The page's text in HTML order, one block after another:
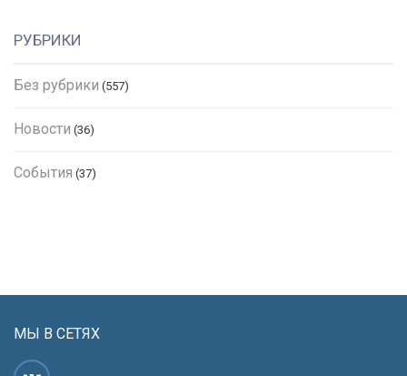
РУБРИКИ
Без рубрики (557)
Новости (36)
События (37)
МЫ В СЕТЯХ